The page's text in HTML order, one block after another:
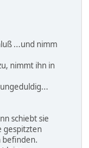
...und nimm
nimmt ihn in
schiebt sie
gespitzten
befinden.